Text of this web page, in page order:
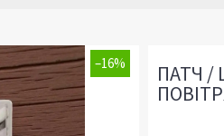
–16% ПАТЧ /